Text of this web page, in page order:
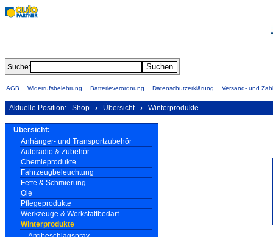
Suche:
AGB Widerrufsbelehrung Batterieverordnung Datenschutzerklärung Versand- und
Aktuelle Position: Shop › Übersicht › Winterprodukte
Übersicht:
Anhänger- und Transportzubehör
Autoradio & Zubehör
Chemieprodukte
Fahrzeugbeleuchtung
Fette & Schmierung
Öle
Pflegeprodukte
Werkzeuge & Werkstattbedarf
Winterprodukte